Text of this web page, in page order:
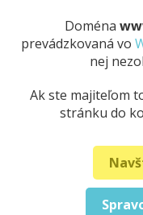
Doména
prevádzkovaná vo
nej
Ak ste majiteľom
stránku do